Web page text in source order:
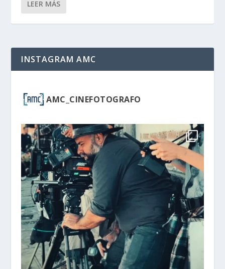
LEER MÁS
INSTAGRAM AMC
AMC_CINEFOTOGRAFO